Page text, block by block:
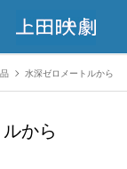
水深ゼロメートルから
から